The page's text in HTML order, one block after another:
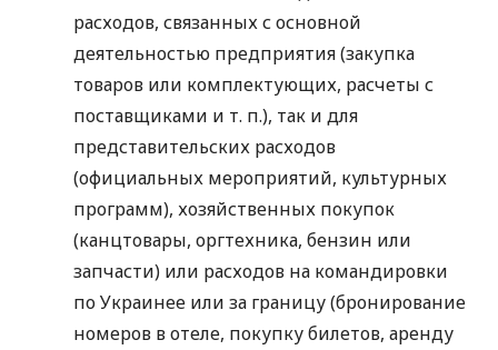
расходов, связанных с основной
деятельностью предприятия (закупка
товаров или комплектующих, расчеты с
поставщиками и т. п.), так и для
представительских расходов
(официальных мероприятий, культурных
программ), хозяйственных покупок
(канцтовары, оргтехника, бензин или
запчасти) или расходов на командировки
по Украинее или за границу (бронирование
номеров в отеле, покупку билетов, аренду